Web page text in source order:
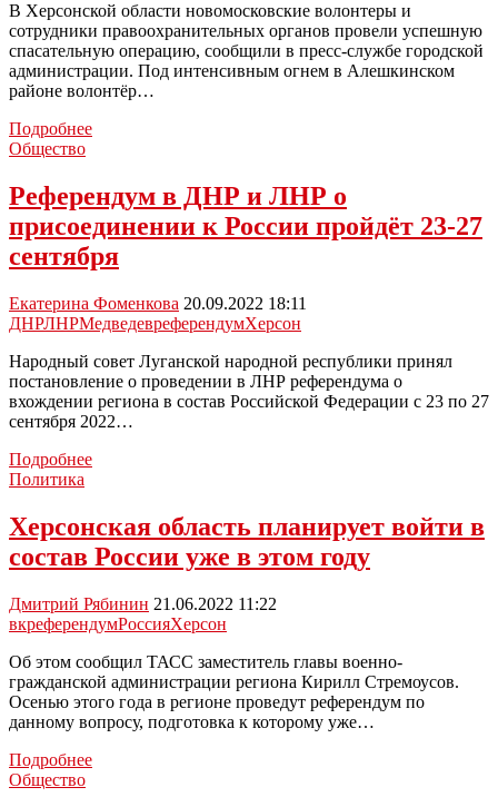
В Херсонской области новомосковские волонтеры и
сотрудники правоохранительных органов провели успешную
спасательную операцию, сообщили в пресс-службе городской
администрации. Под интенсивным огнем в Алешкинском
районе волонтёр…
ПодробнееНовомосковские
в
Херсонской
Общество
Референдум в ДНР и ЛНР о
присоединении к России пройдёт 23-27
сентября
Екатерина Фоменкова 20.09.2022 18:11
ДНРЛНРМедведевреферендумХерсон
Народный совет Луганской народной республики принял
постановление о проведении в ЛНР референдума о
вхождении региона в состав Российской Федерации с 23 по 27
сентября 2022…
ПодробнееРеферендум
ЛНР
к
России
пройдёт
23-
27
сентября
Политика
Херсонская область планирует войти в
состав России уже в этом году
Дмитрий Рябинин 21.06.2022 11:22
вкреферендумРоссияХерсон
Об этом сообщил ТАСС заместитель главы военно-
гражданской администрации региона Кирилл Стремоусов.
Осенью этого года в регионе проведут референдум по
данному вопросу, подготовка к которому уже…
ПодробнееХерсонская
Общество